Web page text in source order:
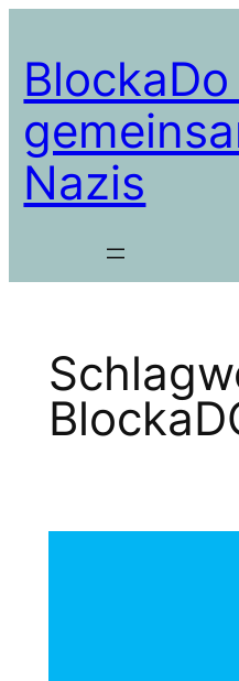
springen
BlockaDo
Nazis